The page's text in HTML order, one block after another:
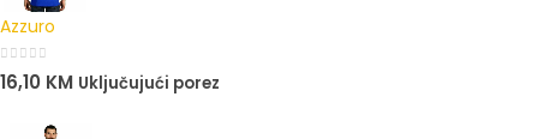
Azzuro
0out of 5
16,10 KM Uključujući porez